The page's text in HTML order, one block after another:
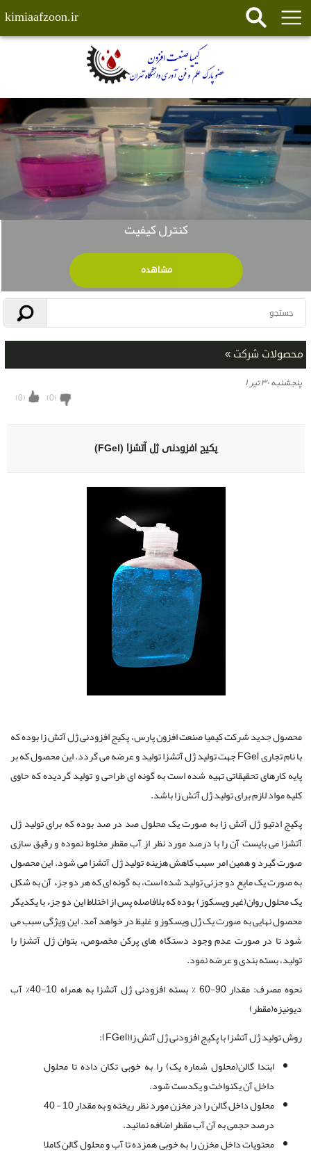
kimiaafzoon.ir
کنترل کیفیت
مشاهده
محصولات شرکت»
پنجشنبه ۳۰ تیر ۱
(
0
) (
0
)
پکیج افزودنی ژل آتش‏زا (FGel)
محصول جدید شرکت کیمیا صنعت افزون پارس، پکیج افزودنی ژل آتش‏ زا بوده که
با نام تجاریFGelجهت تولید ژل آتش‏زا تولید و عرضه می ‏گردد. این محصول که بر
پایه کارهای تحقیقاتی تهیه شده است به گونه‏ ای طراحی و تولید گردیده که حاوی
کلیه مواد لازم برای تولید ژل آتش ‏زا ‏باشد.
پکیج ادتیو ژل آتش ‏زا به صورت یک محلول صد در صد بوده که برای تولید ژل
آتش‏زا می‏ بایست آن را با درصد مورد نظر از آب مقطر مخلوط نموده و رقیق ‏سازی
صورت گیرد و همین امر سبب کاهش هزینه تولید ژل آتش‏زا می ‏شود. این محصول
به صورت یک مایع دو جزئی تولید شده است، به گونه ‎‏ای که هر دو جزء آن به شکل
یک محلول روان(غیر ویسکوز) بوده که بلافاصله پس از اختلاط این دو جزء با یکدیگر
محصول نهایی به صورت یک ژل ویسکوز و غلیظ در خواهد آمد. این ویژگی سبب می
‏شود تا در صورت عدم وجود دستگاه ‏های پرکن مخصوص، بتوان ژل آتش‏زا را
تولید، بسته‏ بندی و عرضه نمود.
نحوه مصرف: مقدار 90-60 % بسته افزودنی ژل آتش‏زا به همراه 10-40% آب
دیونیزه(مقطر)
روش تولید ژل آتش‏زا با پکیج افزودنی ژل آتش ‏زا(FGel
):
ابتدا گالن(محلول شماره یک) را به خوبی تکان داده تا محلول
داخل آن یکنواخت و یکدست شود.
محلول داخل گالن را در مخزن مورد نظر ریخته و به مقدار 10 - 40
درصد حجمی به آن آب مقطر اضافه نمائید.
محتویات داخل مخزن را به خوبی همزده تا آب و محلول گالن کاملا